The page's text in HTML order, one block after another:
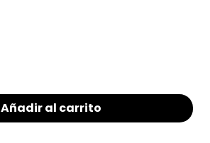
Añadir al carrito